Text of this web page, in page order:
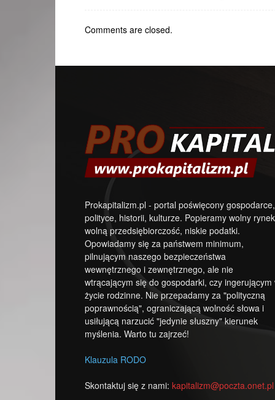
Comments are closed.
Prokapitalizm.pl - portal poświęcony gospodarce,
polityce, historii, kulturze. Popieramy wolny
wolną przedsiębiorczość, niskie podatki.
Opowiadamy się za państwem minimum,
pilnującym naszego bezpieczeństwa
wewnętrznego i zewnętrznego, ale nie
wtrącającym się do gospodarki, czy ingerującym
życie rodzinne. Nie przepadamy za "polityczną
poprawnością", ograniczającą wolność słowa i
usiłującą narzucić "jedynie słuszny" kierunek
myślenia. Warto tu zajrzeć!
Klauzula RODO
Skontaktuj się z nami: kapitalizm@poczta.onet.pl